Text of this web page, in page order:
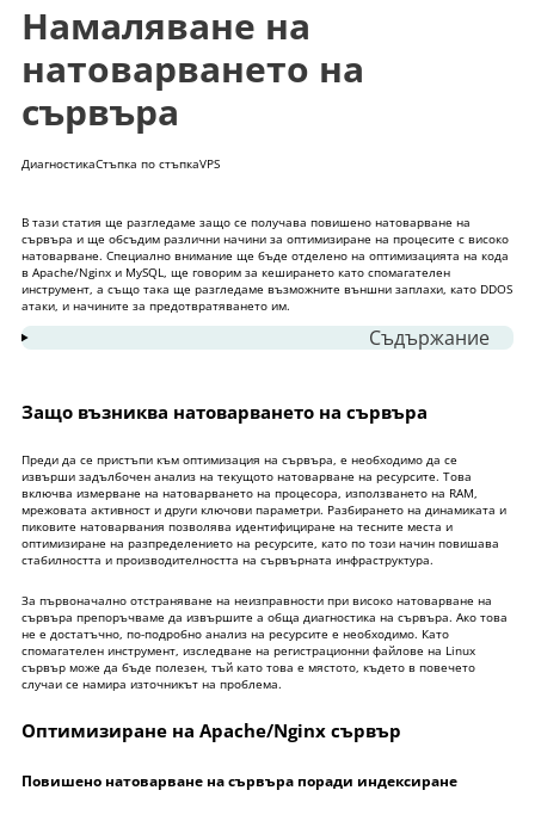
Намаляване на
натоварването на
сървъра
ДиагностикаСтъпка по стъпкаVPS
В тази статия ще разгледаме защо се получава повишено натоварване на
сървъра и ще обсъдим различни начини за оптимизиране на процесите с високо
натоварване. Специално внимание ще бъде отделено на оптимизацията на кода
в Apache/Nginx и MySQL, ще говорим за кеширането като спомагателен
инструмент, а също така ще разгледаме възможните външни заплахи, като DDOS
атаки, и начините за предотвратяването им.
Съдържание
2Оптимизиране на Apache/Nginx сървър
поради индексиране
2.2Използване на настройките за
кеширане
2.3Използване на компресиране на
2.4DDOS атака на сървъра
2.5Конфигуриране на уеб сървъри
Apache и Nginx за смекчаване на
въздействието на DDoS атаки.
2.6Оптимизиране на MySQL заявки
натоварване на сървъра
Защо възниква натоварването на сървъра
Преди да се пристъпи към оптимизация на сървъра, е необходимо да се
извърши задълбочен анализ на текущото натоварване на ресурсите. Това
включва измерване на натоварването на процесора, използването на RAM,
мрежовата активност и други ключови параметри. Разбирането на динамиката и
пиковите натоварвания позволява идентифициране на тесните места и
оптимизиране на разпределението на ресурсите, като по този начин повишава
стабилността и производителността на сървърната инфраструктура.
За първоначално отстраняване на неизправности при високо натоварване на
сървъра препоръчваме да извършите a обща диагностика на сървъра. Ако това
не е достатъчно, по-подробно анализ на ресурсите е необходимо. Като
спомагателен инструмент, изследване на регистрационни файлове на Linux
сървър може да бъде полезен, тъй като това е мястото, където в повечето
случаи се намира източникът на проблема.
Оптимизиране на Apache/Nginx сървър
Повишено натоварване на сървъра поради индексиране